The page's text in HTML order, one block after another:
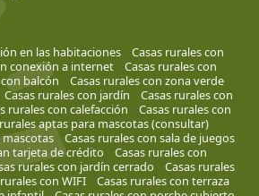
en las habitaciones
Casas rurales con
conexión a internet
Casas rurales con
balcón
Casas rurales con zona verde
Casas rurales con jardín
Casas rurales con
rurales con calefacción
Casas rurales con
aptas para mascotas (consultar)
mascotas
Casas rurales con sala de juegos
tarjeta de crédito
Casas rurales con
rurales con jardín cerrado
Casas rurales
con WIFI
Casas rurales con terraza